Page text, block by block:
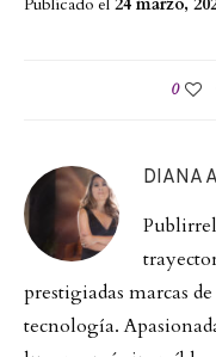
0
DIANA
prestigiadas marcas
tecnología.